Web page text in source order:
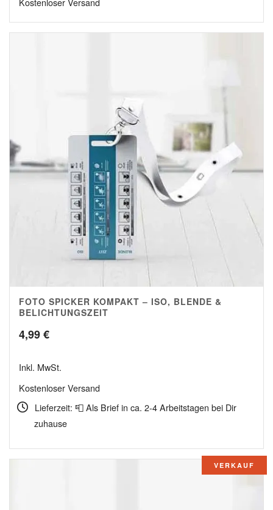
5.00
FOTO SPICKER KOMPAKT – ISO, BLENDE &
BELICHTUNGSZEIT
4,99€
Inkl. MwSt.
Kostenloser Versand
Lieferzeit: 📮 Als Brief in ca. 2-4 Arbeitstagen bei Dir
zuhause
VERKAUF